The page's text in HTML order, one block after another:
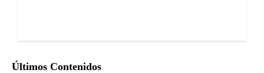
Últimos Contenidos